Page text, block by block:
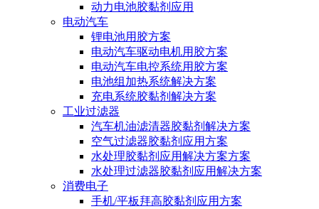
动力电池胶黏剂应用
电动汽车
锂电池用胶方案
电动汽车驱动电机用胶方案
电动汽车电控系统用胶方案
电池组加热系统解决方案
充电系统胶黏剂解决方案
工业过滤器
汽车机油滤清器胶黏剂解决方案
空气过滤器胶黏剂应用方案
水处理胶黏剂应用解决方案方案
水处理过滤器胶黏剂应用解决方案
消费电子
手机/平板拜高胶黏剂应用方案